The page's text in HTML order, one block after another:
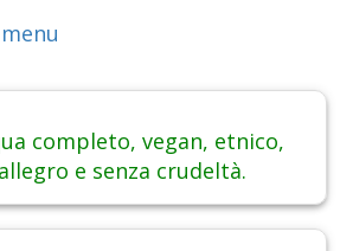
completo, vegan, etnico,
e senza crudeltà.